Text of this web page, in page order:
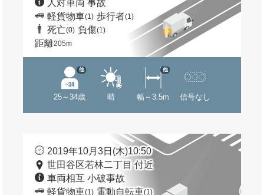
人対車両 事故
軽貨物車(1) 歩行者(1)
死亡(0) 負傷(1)
距離205m
25～34歳
他
晴 幅～3.5m
他
信号なし
2019年10月3日(木)10:50
世田谷区若林二丁目 付近
車両相互 小破事故
軽貨物車(1) 電動自転車(1)